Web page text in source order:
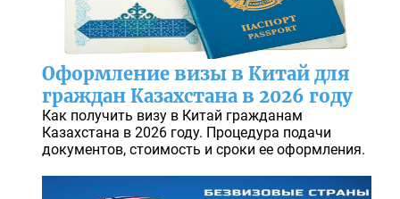
Оформление визы в Китай для
граждан Казахстана в 2026 году
Как получить визу в Китай гражданам
Казахстана в 2026 году. Процедура подачи
документов, стоимость и сроки ее оформления.